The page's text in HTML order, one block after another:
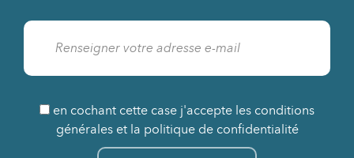
en cochant cette case j'accepte les conditions
générales et la politique de confidentialité